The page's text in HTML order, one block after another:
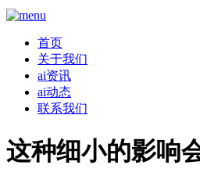
首页
关于我们
ai资讯
ai动态
联系我们
这种细小的影响